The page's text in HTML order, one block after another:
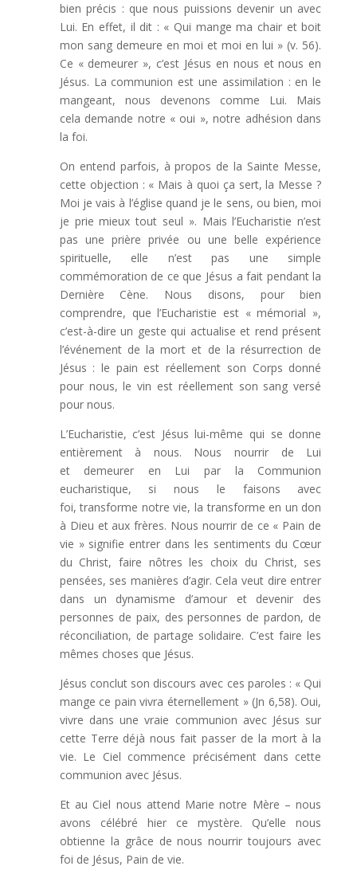
bien précis : que nous puissions devenir un avec
Lui. En effet, il dit : « Qui mange ma chair et boit
mon sang demeure en moi et moi en lui » (v. 56).
Ce « demeurer », c’est Jésus en nous et nous en
Jésus. La communion est une assimilation : en le
mangeant, nous devenons comme Lui. Mais
cela demande notre « oui », notre adhésion dans
la foi.
On entend parfois, à propos de la Sainte Messe,
cette objection : « Mais à quoi ça sert, la Messe ?
Moi je vais à l’église quand je le sens, ou bien, moi
je prie mieux tout seul ». Mais l’Eucharistie n’est
pas une prière privée ou une belle expérience
spirituelle, elle n’est pas une simple
commémoration de ce que Jésus a fait pendant la
Dernière Cène. Nous disons, pour bien
comprendre, que l’Eucharistie est « mémorial »,
c’est-à-dire un geste qui actualise et rend présent
l’événement de la mort et de la résurrection de
Jésus : le pain est réellement son Corps donné
pour nous, le vin est réellement son sang versé
pour nous.
L’Eucharistie, c’est Jésus lui-même qui se donne
entièrement à nous. Nous nourrir de Lui
et demeurer en Lui par la Communion
eucharistique, si nous le faisons avec
foi, transforme notre vie, la transforme en un don
à Dieu et aux frères. Nous nourrir de ce « Pain de
vie » signifie entrer dans les sentiments du Cœur
du Christ, faire nôtres les choix du Christ, ses
pensées, ses manières d’agir. Cela veut dire entrer
dans un dynamisme d’amour et devenir des
personnes de paix, des personnes de pardon, de
réconciliation, de partage solidaire. C’est faire les
mêmes choses que Jésus.
Jésus conclut son discours avec ces paroles : « Qui
mange ce pain vivra éternellement » (Jn 6,58). Oui,
vivre dans une vraie communion avec Jésus sur
cette Terre déjà nous fait passer de la mort à la
vie. Le Ciel commence précisément dans cette
communion avec Jésus.
Et au Ciel nous attend Marie notre Mère – nous
avons célébré hier ce mystère. Qu’elle nous
obtienne la grâce de nous nourrir toujours avec
foi de Jésus, Pain de vie.